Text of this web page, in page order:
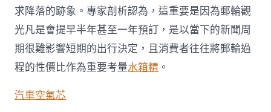
求降落的跡象。專家剖析認為，這重要是因為郵輪觀
光凡是會提早半年甚至一年預訂，是以當下的新聞周
期很難影響短期的出行決定，且消費者往往將郵輪過
程的性價比作為重要考量水箱精 。
汽車空氣芯